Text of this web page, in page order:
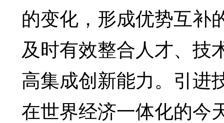
的变化，形成优势互补
及时有效整合人才、技
高集成创新能力。引进
在世界经济一体化的今